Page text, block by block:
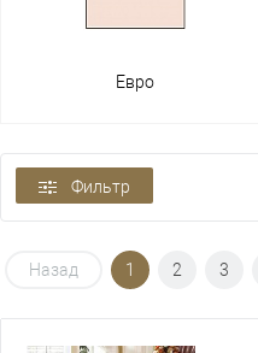
Евро
Фильтр
Назад 1 2 3